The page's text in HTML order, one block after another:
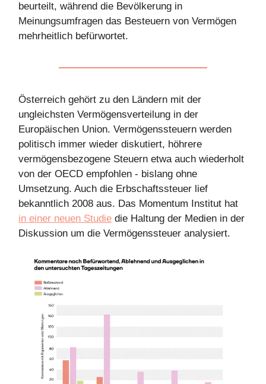
beurteilt, während die Bevölkerung in
Meinungsumfragen das Besteuern von Vermögen
mehrheitlich befürwortet.
Österreich gehört zu den Ländern mit der
ungleichsten Vermögensverteilung in der
Europäischen Union. Vermögenssteuern werden
politisch immer wieder diskutiert, höhrere
vermögensbezogene Steuern etwa auch wiederholt
von der OECD empfohlen - bislang ohne
Umsetzung. Auch die Erbschaftssteuer lief
bekanntlich 2008 aus. Das Momentum Institut hat
in einer neuen Studie die Haltung der Medien in der
Diskussion um die Vermögenssteuer analysiert.